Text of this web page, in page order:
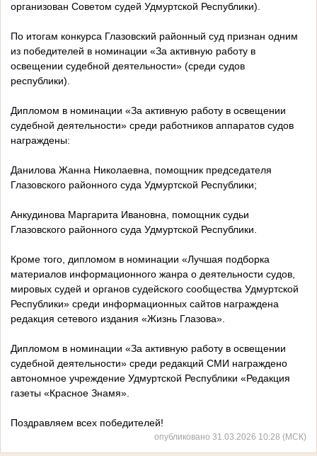
организован Советом судей Удмуртской Республики).
По итогам конкурса Глазовский районный суд признан одним
из победителей в номинации «За активную работу в
освещении судебной деятельности» (среди судов
республики).
Дипломом в номинации «За активную работу в освещении
судебной деятельности» среди работников аппаратов судов
награждены:
Данилова Жанна Николаевна, помощник председателя
Глазовского районного суда Удмуртской Республики;
Анкудинова Маргарита Ивановна, помощник судьи
Глазовского районного суда Удмуртской Республики.
Кроме того, дипломом в номинации «Лучшая подборка
материалов информационного жанра о деятельности судов,
мировых судей и органов судейского сообщества Удмуртской
Республики» среди информационных сайтов награждена
редакция сетевого издания «Жизнь Глазова».
Дипломом в номинации «За активную работу в освещении
судебной деятельности» среди редакций СМИ награждено
автономное учреждение Удмуртской Республики «Редакция
газеты «Красное Знамя».
Поздравляем всех победителей!
опубликовано 31.03.2026 10:28 (МСК)